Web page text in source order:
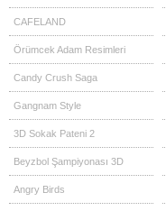
CAFELAND
Örümcek Adam Resimleri
Candy Crush Saga
Gangnam Style
3D Sokak Pateni 2
Beyzbol Şampiyonası 3D
Angry Birds